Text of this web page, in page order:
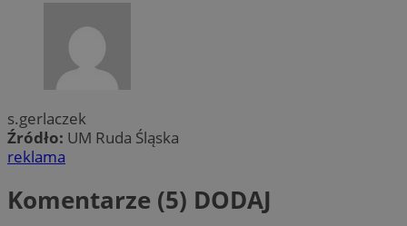
s.gerlaczek
Źródło: UM Ruda Śląska
reklama
Komentarze (5) DODAJ